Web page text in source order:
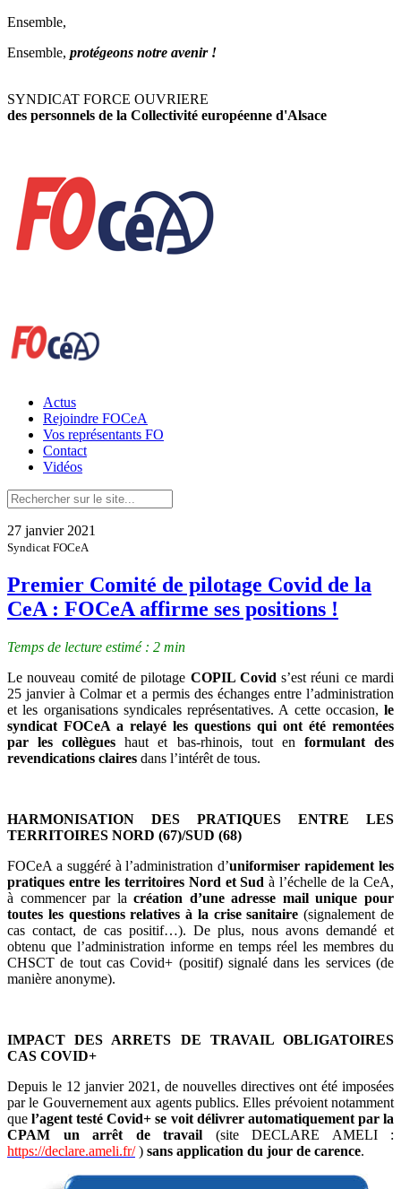
Ensemble,
Ensemble, protégeons notre avenir !
SYNDICAT FORCE OUVRIERE
des personnels de la Collectivité européenne d'Alsace
Actus
Rejoindre FOCeA
Vos représentants FO
Contact
Vidéos
27 janvier 2021
Syndicat FOCeA
Premier Comité de pilotage Covid de la
CeA : FOCeA affirme ses positions !
Temps de lecture estimé : 2 min
Le nouveau comité de pilotage COPIL Covid s’est réuni ce mardi
25 janvier à Colmar et a permis des échanges entre l’administration
et les organisations syndicales représentatives. A cette occasion, le
syndicat FOCeA a relayé les questions qui ont été remontées
par les collègues haut et bas-rhinois, tout en formulant des
revendications claires dans l’intérêt de tous.
HARMONISATION DES PRATIQUES ENTRE LES
TERRITOIRES NORD (67)/SUD (68)
FOCeA a suggéré à l’administration d’uniformiser rapidement les
pratiques entre les territoires Nord et Sud à l’échelle de la CeA,
à commencer par lacréation d’une adresse mail unique pour
toutes les questions relatives à la crise sanitaire (signalement de
cas contact, de cas positif…). De plus, nous avons demandé et
obtenu que l’administration informe en temps réel les membres du
CHSCT de tout cas Covid+ (positif) signalé dans les services (de
manière anonyme).
IMPACT DES ARRETS DE TRAVAIL OBLIGATOIRES
CAS COVID+
Depuis le 12 janvier 2021, de nouvelles directives ont été imposées
par le Gouvernement aux agents publics. Elles prévoient notamment
que l’agent testé Covid+ se voit délivrer automatiquement par la
CPAM un arrêt de travail (site DECLARE AMELI :
https://declare.ameli.fr/) sans application du jour de carence.